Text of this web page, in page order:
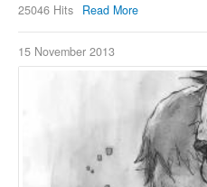
25046 Hits Read More
15 November 2013